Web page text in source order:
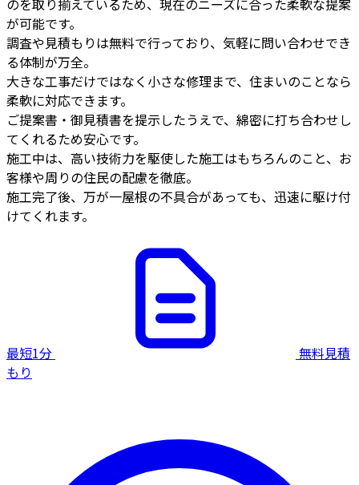
のを取り揃えているため、現在のニーズに合った柔軟な提案
が可能です。
調査や見積もりは無料で行っており、気軽に問い合わせでき
る体制が万全。
大きな工事だけではなく小さな修理まで、住まいのことなら
柔軟に対応できます。
ご提案書・御見積書を提示したうえで、綿密に打ち合わせし
てくれるため安心です。
施工中は、高い技術力を駆使した施工はもちろんのこと、お
客様や周りの住民の配慮を徹底。
施工完了後、万が一屋根の不具合があっても、迅速に駆け付
けてくれます。
最短1分
無料見積
もり